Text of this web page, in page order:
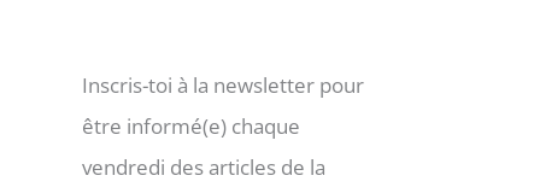
Inscris-toi à la newsletter pour
être informé(e) chaque
vendredi des articles de la